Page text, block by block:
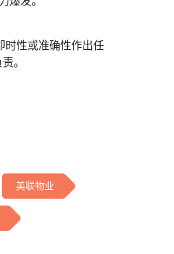
时性或准确性作出任
。
美联物业